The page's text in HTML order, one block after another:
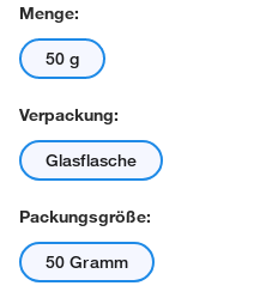
Menge:
50 g
Verpackung:
Glasflasche
Packungsgröße:
50 Gramm